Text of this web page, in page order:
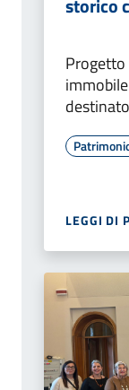
Progetto
LEGGI DI